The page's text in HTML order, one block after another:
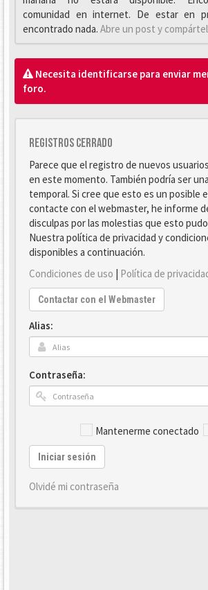
comunidad en internet. De estar en
encontrado nada. Abre un post y
Necesita identificarse para enviar
foro.
Registros cerrado
Parece que el registro de nuevos
en este momento. También podría ser
temporal. Si cree que esto es un posible
contacte con el webmaster, he informe
disculpas por las molestias que esto
Nuestra política de privacidad y
disponibles a continuación.
Condiciones de uso | Política de
Contactar con el Webmaster
Alias:
Contraseña:
Mantenerme conectado
Iniciar sesión
Olvidé mi contraseña